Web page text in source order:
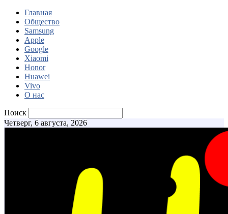
Главная
Общество
Samsung
Apple
Google
Xiaomi
Honor
Huawei
Vivo
О нас
Поиск
Четверг, 6 августа, 2026